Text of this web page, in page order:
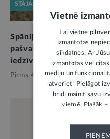
STĀJAS SPĒKĀ
Spānijas kailgliemeža
pašvaldības varēs noteikt
iedzīvotājiem
Pirms 4 mēnešiem,
Vietnē
Lai vietne
izmantotas
sīkdatnes. Ar
izmantotas vēl
mediju un
atveriet "Pielāgot
brīdī mainīt savu
vietnē. Plašāk –